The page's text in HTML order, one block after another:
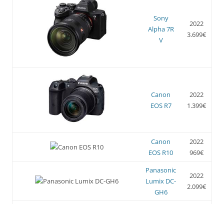
Sony
Alpha 7R
V
2022
3.699€
Canon
EOS R7
2022
1.399€
Canon
EOS R10
2022
969€
Panasonic
Lumix DC-
GH6
2022
2.099€